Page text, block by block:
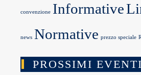
convenzione Informative
news Normative prezzo speciale
PROSSIMI EVENTI